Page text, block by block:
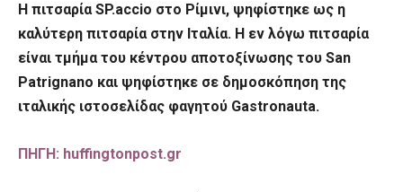
Η πιτσαρία SP.accio στο Ρίμινι, ψηφίστηκε ως η
καλύτερη πιτσαρία στην Ιταλία. Η εν λόγω πιτσαρία
είναι τμήμα του κέντρου αποτοξίνωσης του San
Patrignano και ψηφίστηκε σε δημοσκόπηση της
ιταλικής ιστοσελίδας φαγητού Gastronauta.
ΠΗΓΗ: huffingtonpost.gr